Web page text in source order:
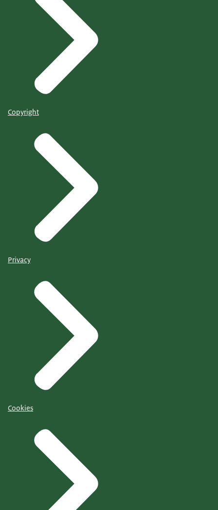
Copyright
Privacy
Cookies